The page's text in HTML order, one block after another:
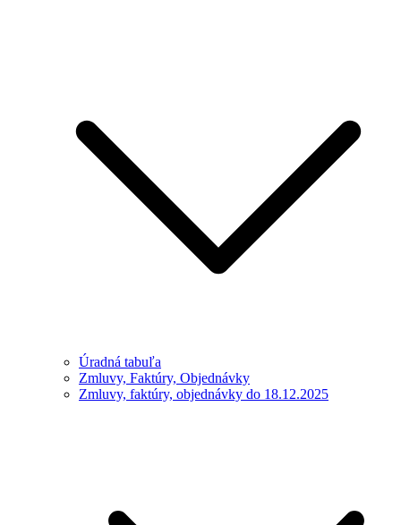
Úradná tabuľa
Zmluvy, Faktúry, Objednávky
Zmluvy, faktúry, objednávky do 18.12.2025